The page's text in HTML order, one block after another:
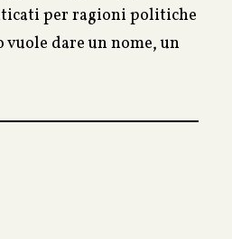
per ragioni politiche
vuole dare un nome, un
genitore di iscrivere la